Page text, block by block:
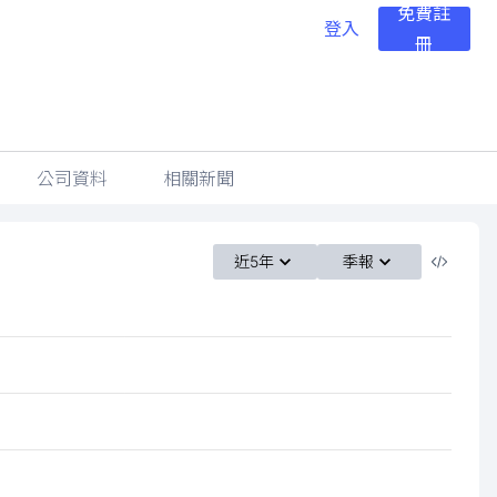
登入
免費註
冊
公司資料 相關新聞
近5年 季報